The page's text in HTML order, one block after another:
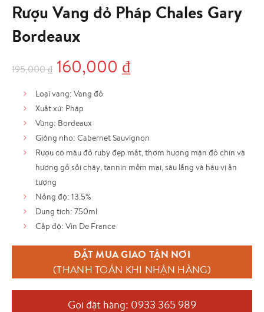
Rượu Vang đỏ Pháp Chales Gary
Bordeaux
195,000₫ Giá
gốc
là:
195,000 ₫.
160,000 ₫Giá
là:
160,000 ₫.
Loại vang: Vang đỏ
Xuất xứ: Pháp
Vùng: Bordeaux
Giống nho: Cabernet Sauvignon
Rượu có màu đỏ ruby đẹp mắt, thơm hương mận đỏ chín và
hương gỗ sồi cháy, tannin mềm mại, sâu lắng và hậu vị ấn
tượng
Nồng độ: 13.5%
Dung tích: 750ml
Cấp độ: Vin De France
ĐẶT MUA GIAO TẬN NƠI
(THANH TOÁN KHI NHẬN HÀNG)
Gọi đặt hàng: 0933 365 989